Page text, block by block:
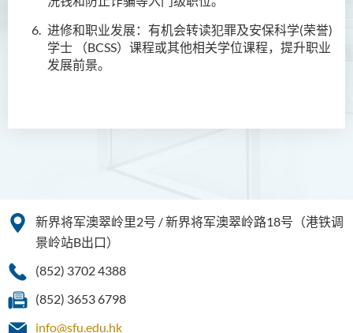
进修和职业发展：有机会转读犯罪及安保科学(荣誉)
学士 （BCSS）课程或其他相关学位课程，提升职业
发展前景。
毕业生特质
查询
新界将军澳翠岭里2号 / 新界将军澳翠岭路18号（港铁调
景岭站B出口）
(852) 3702 4388
(852) 3653 6798
info@sfu.edu.hk